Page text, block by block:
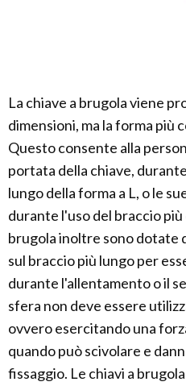
La chiave a brugola viene
dimensioni, ma la forma più
Questo consente alla
portata della chiave,
lungo della forma a L, o le
durante l'uso del braccio
brugola inoltre sono dotate
sul braccio più lungo per
durante l'allentamento o il
sfera non deve essere
ovvero esercitando una
quando può scivolare e
fissaggio. Le chiavi a